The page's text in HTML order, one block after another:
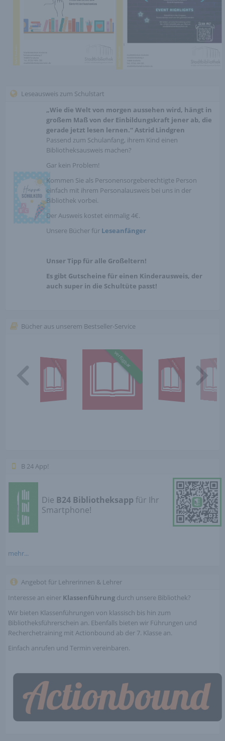
Leseausweis zum Schulstart
„Wie die Welt von morgen aussehen wird, hängt in
großem Maß von der Einbildungskraft jener ab, die
gerade jetzt lesen lernen.“ Astrid Lindgren
Passend zum Schulanfang, ihrem Kind einen
Bibliotheksausweis machen?
Gar kein Problem!
Kommen Sie als Personensorgeberechtigte Person
einfach mit ihrem Personalausweis bei uns in der
Bibliothek vorbei.
Der Ausweis kostet einmalig 4€.
Unsere Bücher für Leseanfänger
Unser Tipp für alle Großeltern!
Es gibt Gutscheine für einen Kinderausweis, der
auch super in die Schultüte passt!
Bücher aus unserem Bestseller-Service
entliehen verfügbar entliehen entliehen
B 24 App!
Die B24 Bibliotheksapp für Ihr
Smartphone!
mehr...
Angebot für Lehrerinnen & Lehrer
Interesse an einer Klassenführung durch unsere Bibliothek?
Wir bieten Klassenführungen von klassisch bis hin zum
Bibliotheksführerschein an. Ebenfalls bieten wir Führungen und
Recherchetraining mit Actionbound ab der 7. Klasse an.
Einfach anrufen und Termin vereinbaren.